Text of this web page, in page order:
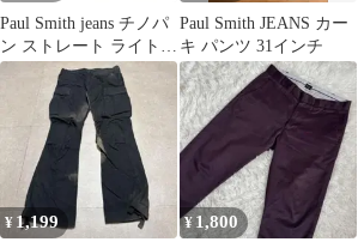
Paul Smith jeans チノパ
ン ストレート ライトベ
ージュ
Paul Smith JEANS カー
キ パンツ 31インチ
¥ 1,199 ¥1,800